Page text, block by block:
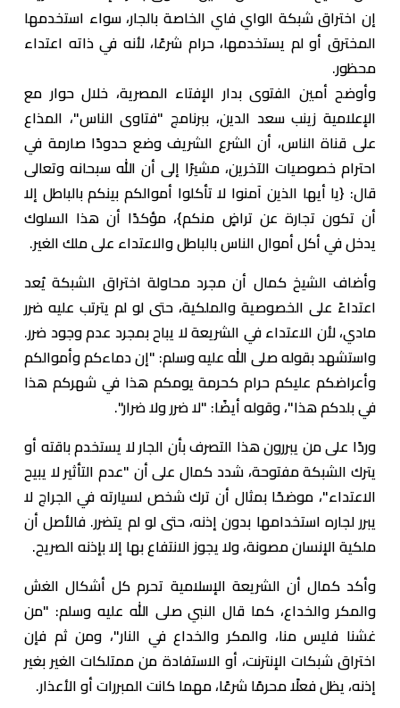
إن اختراق شبكة الواي فاي الخاصة بالجار، سواء استخدمها
المخترق أو لم يستخدمها، حرام شرعًا، لأنه في ذاته اعتداء
محظور.
وأوضح أمين الفتوى بدار الإفتاء المصرية، خلال حوار مع
الإعلامية زينب سعد الدين، ببرنامج "فتاوى الناس"، المذاع
على قناة الناس، أن الشرع الشريف وضع حدودًا صارمة في
احترام خصوصيات الآخرين، مشيرًا إلى أن الله سبحانه وتعالى
قال: {يا أيها الذين آمنوا لا تأكلوا أموالكم بينكم بالباطل إلا
أن تكون تجارة عن تراضٍ منكم}، مؤكدًا أن هذا السلوك
يدخل في أكل أموال الناس بالباطل والاعتداء على ملك الغير.
وأضاف الشيخ كمال أن مجرد محاولة اختراق الشبكة يُعد
اعتداءً على الخصوصية والملكية، حتى لو لم يترتب عليه ضرر
مادي، لأن الاعتداء في الشريعة لا يباح بمجرد عدم وجود ضرر.
واستشهد بقوله صلى الله عليه وسلم: "إن دماءكم وأموالكم
وأعراضكم عليكم حرام كحرمة يومكم هذا في شهركم هذا
في بلدكم هذا"، وقوله أيضًا: "لا ضرر ولا ضرار".
وردًا على من يبررون هذا التصرف بأن الجار لا يستخدم باقته أو
يترك الشبكة مفتوحة، شدد كمال على أن "عدم التأثير لا يبيح
الاعتداء"، موضحًا بمثال أن ترك شخص لسيارته في الجراج لا
يبرر لجاره استخدامها بدون إذنه، حتى لو لم يتضرر. فالأصل أن
ملكية الإنسان مصونة، ولا يجوز الانتفاع بها إلا بإذنه الصريح.
وأكد كمال أن الشريعة الإسلامية تحرم كل أشكال الغش
والمكر والخداع، كما قال النبي صلى الله عليه وسلم: "من
غشنا فليس منا، والمكر والخداع في النار"، ومن ثم فإن
اختراق شبكات الإنترنت، أو الاستفادة من ممتلكات الغير بغير
إذنه، يظل فعلًا محرمًا شرعًا، مهما كانت المبررات أو الأعذار.